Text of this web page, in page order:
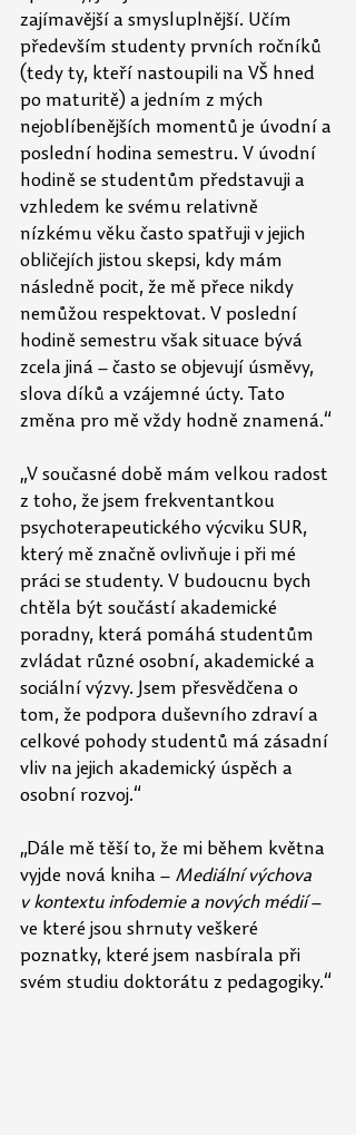
zajímavější a smysluplnější. Učím
především studenty prvních ročníků
(tedy ty, kteří nastoupili na VŠ hned
po maturitě) a jedním z mých
nejoblíbenějších momentů je úvodní a
poslední hodina semestru. V úvodní
hodině se studentům představuji a
vzhledem ke svému relativně
nízkému věku často spatřuji v jejich
obličejích jistou skepsi, kdy mám
následně pocit, že mě přece nikdy
nemůžou respektovat. V poslední
hodině semestru však situace bývá
zcela jiná – často se objevují úsměvy,
slova díků a vzájemné úcty. Tato
změna pro mě vždy hodně znamená.“
„V současné době mám velkou radost
z toho, že jsem frekventantkou
psychoterapeutického výcviku SUR,
který mě značně ovlivňuje i při mé
práci se studenty. V budoucnu bych
chtěla být součástí akademické
poradny, která pomáhá studentům
zvládat různé osobní, akademické a
sociální výzvy. Jsem přesvědčena o
tom, že podpora duševního zdraví a
celkové pohody studentů má zásadní
vliv na jejich akademický úspěch a
osobní rozvoj.“
„Dále mě těší to, že mi během května
vyjde nová kniha – Mediální výchova
v kontextu infodemie a nových médií –
ve které jsou shrnuty veškeré
poznatky, které jsem nasbírala při
svém studiu doktorátu z pedagogiky.“